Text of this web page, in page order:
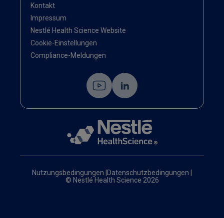
Kontakt
Impressum
Nestlé Health Science Website
Cookie-Einstellungen
Compliance-Meldungen
Nutzungsbedingungen Datenschutzbedingungen
© Nestlé Health Science 2026